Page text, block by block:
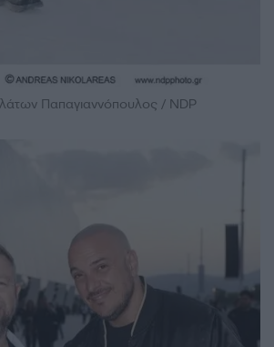
Παπαγιαννόπουλος / NDP